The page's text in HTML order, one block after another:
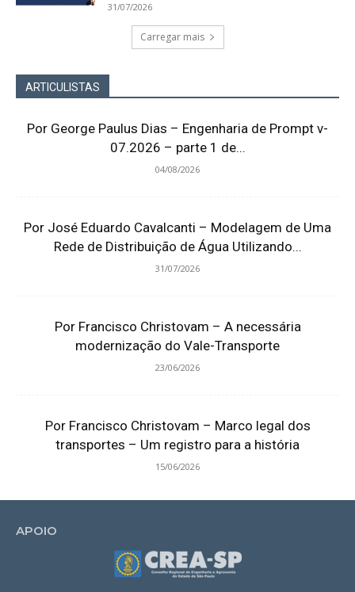
31/07/2026
Carregar mais
ARTICULISTAS
Por George Paulus Dias – Engenharia de Prompt v-
07.2026 – parte 1 de...
04/08/2026
Por José Eduardo Cavalcanti – Modelagem de Uma
Rede de Distribuição de Água Utilizando...
31/07/2026
Por Francisco Christovam – A necessária
modernização do Vale-Transporte
23/06/2026
Por Francisco Christovam – Marco legal dos
transportes – Um registro para a história
15/06/2026
APOIO